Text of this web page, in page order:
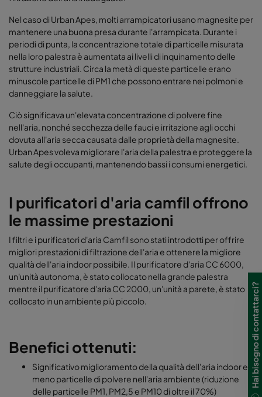
Nel caso di Urban Apes, molti arrampicatori usano magnesite per
mantenere una buona presa durante l'arrampicata. Durante i
periodi di punta, la concentrazione totale di particelle misurata
nella loro palestra è aumentata ai livelli di inquinamento delle
strutture industriali. Circa la metà di queste particelle erano
minuscole particelle di PM1 che possono entrare nei polmoni e
danneggiare la salute.
Ciò significava un'elevata concentrazione di polvere fine
nell'aria, nonché secchezza delle fauci e irritazione agli occhi
dovuta all'aria secca causata dalle proprietà della magnesite.
Urban Apes voleva migliorare l'aria della palestra e proteggere la
salute degli occupanti, mantenendo bassi i consumi energetici.
I purificatori d'aria camfil offrono
le massime prestazioni
I filtri e i purificatori d'aria Camfil sono stati introdotti per offrire
migliori prestazioni di filtrazione dell'aria e ottenere la migliore
qualità dell'aria indoor possibile. Il purificatore d'aria CC 6000,
un'unità autonoma, è stato collocato nella grande palestra
mentre il purificatore d'aria CC 2000, un'unità a parete, è stato
collocato in un ambiente più piccolo.
Benefici ottenuti:
Significativo miglioramento della qualità dell'aria indoor e
meno particelle di polvere nell'aria ambiente (riduzione
delle particelle PM1, PM2,5 e PM10 di oltre il 70%)
Hai bisogno di contattarci?